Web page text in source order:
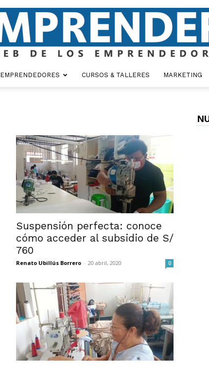
EMPRENDEDORES CURSOS & TALLERES MARKETING
Suspensión perfecta: conoce
cómo acceder al subsidio de S/
760
Renato Ubillús Borrero - 20 abril, 2020 0